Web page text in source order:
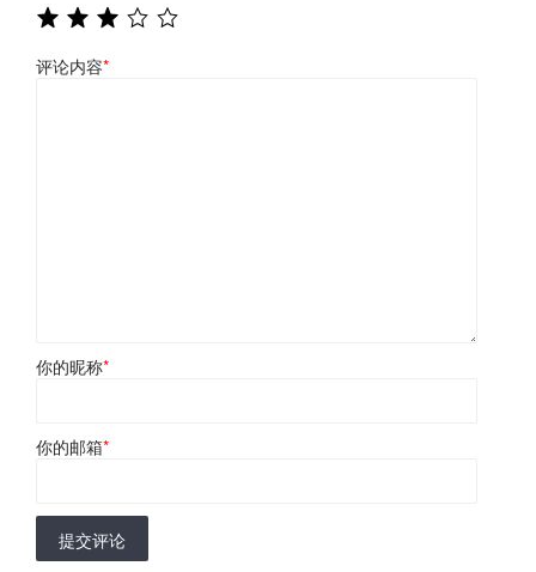
评论内容*
你的昵称*
你的邮箱*
提交评论